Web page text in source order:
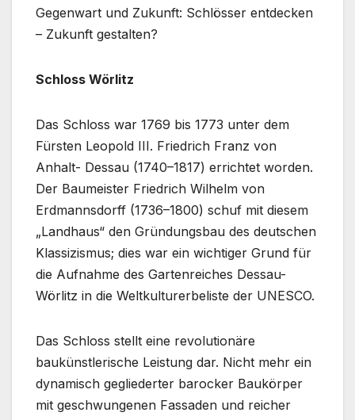
Gegenwart und Zukunft: Schlösser entdecken
– Zukunft gestalten?
Schloss Wörlitz
Das Schloss war 1769 bis 1773 unter dem
Fürsten Leopold III. Friedrich Franz von
Anhalt- Dessau (1740–1817) errichtet worden.
Der Baumeister Friedrich Wilhelm von
Erdmannsdorff (1736–1800) schuf mit diesem
„Landhaus“ den Gründungsbau des deutschen
Klassizismus; dies war ein wichtiger Grund für
die Aufnahme des Gartenreiches Dessau-
Wörlitz in die Weltkulturerbeliste der UNESCO.
Das Schloss stellt eine revolutionäre
baukünstlerische Leistung dar. Nicht mehr ein
dynamisch gegliederter barocker Baukörper
mit geschwungenen Fassaden und reicher